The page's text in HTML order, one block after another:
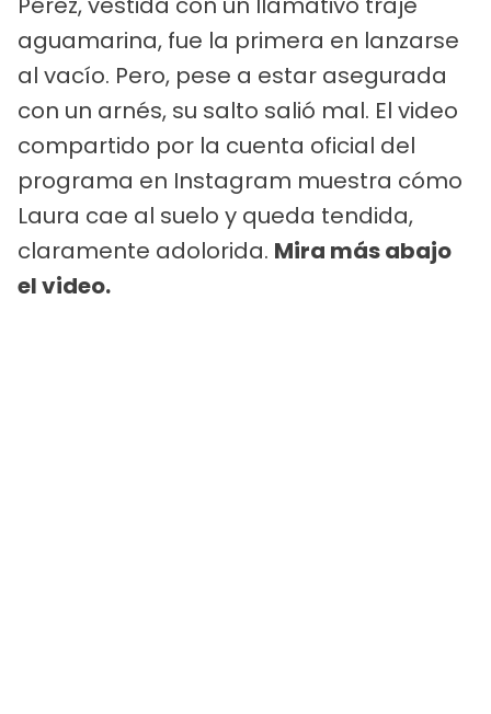
aguamarina, fue la primera en lanzarse
al vacío. Pero, pese a estar asegurada
con un arnés, su salto salió mal. El video
compartido por la cuenta oficial del
programa en Instagram muestra cómo
Laura cae al suelo y queda tendida,
claramente adolorida. Mira más abajo
el video.